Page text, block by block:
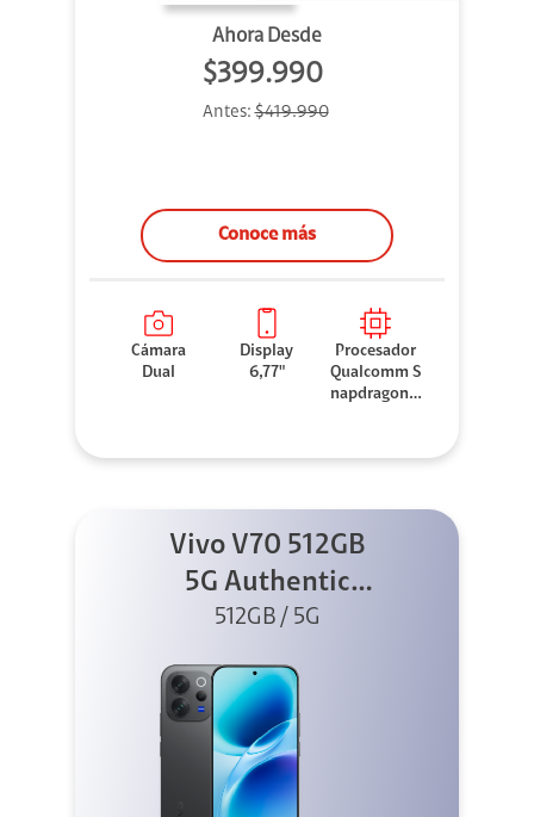
Ahora Desde
$399.990
Antes:$419.990
Conoce más
Cámara
Dual
Display
6,77"
Procesador
Qualcomm S
napdragon 7
Vivo V70 512GB
5G Authentic
Black
512GB / 5G